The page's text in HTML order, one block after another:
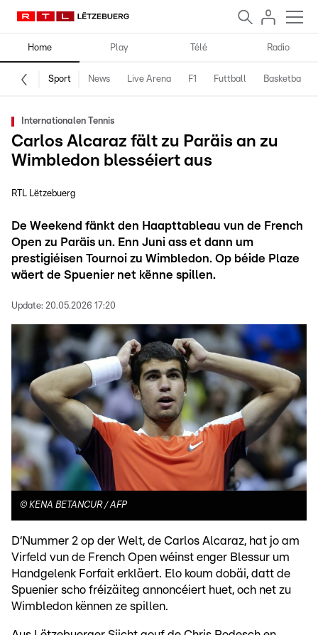
Home Play Télé Radio
Sport News Live Arena F1 Futtball Basketball
Internationalen Tennis
Carlos Alcaraz fält zu Paräis an zu
Wimbledon blesséiert aus
RTL Lëtzebuerg
De Weekend fänkt den Haapttableau vun de French
Open zu Paräis un. Enn Juni ass et dann um
prestigiéisen Tournoi zu Wimbledon. Op béide Plaze
wäert de Spuenier net kënne spillen.
Update: 20.05.2026 17:20
© KENA BETANCUR / AFP
D‘Nummer 2 op der Welt, de Carlos Alcaraz, hat jo am
Virfeld vun de French Open wéinst enger Blessur um
Handgelenk Forfait erkläert. Elo koum dobäi, datt de
Spuenier scho fréizäiteg annoncéiert huet, och net zu
Wimbledon kënnen ze spillen.